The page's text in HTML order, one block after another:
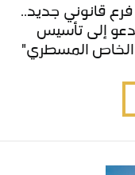
قانوني جديد..
إلى تأسيس
الخاص المسطري"